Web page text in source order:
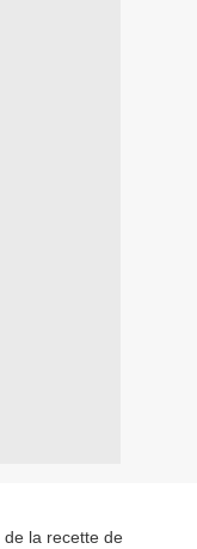
la recette de